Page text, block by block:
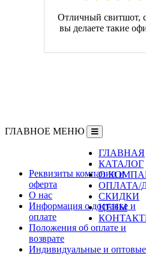
Отличный свитшот,
вы делаете такие
ГЛАВНОЕ МЕНЮ
ГЛАВНАЯ
КАТАЛОГ
О
ОПЛАТА/
СКИДКИ
ЦЕНЫ
Реквизиты компании и
оферта
О нас
Информация о доставке и
оплате
Положения об оплате и
возврате
Индивидуальные и оптовые